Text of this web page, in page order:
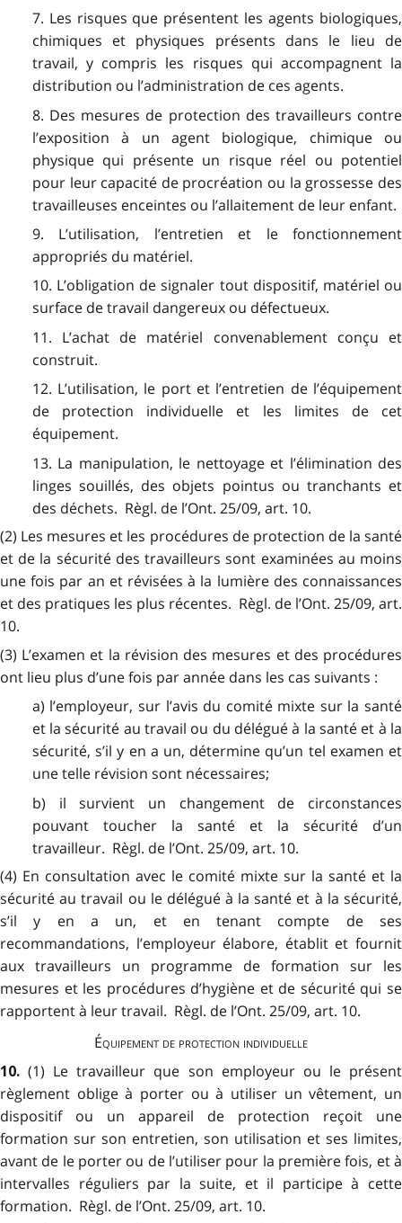
7. Les risques que présentent les agents biologiques,
chimiques et physiques présents dans le lieu de
travail, y compris les risques qui accompagnent la
distribution ou l’administration de ces agents.
8. Des mesures de protection des travailleurs contre
l’exposition à un agent biologique, chimique ou
physique qui présente un risque réel ou potentiel
pour leur capacité de procréation ou la grossesse des
travailleuses enceintes ou l’allaitement de leur enfant.
9. L’utilisation, l’entretien et le fonctionnement
appropriés du matériel.
10. L’obligation de signaler tout dispositif, matériel ou
surface de travail dangereux ou défectueux.
11. L’achat de matériel convenablement conçu et
construit.
12. L’utilisation, le port et l’entretien de l’équipement
de protection individuelle et les limites de cet
équipement.
13. La manipulation, le nettoyage et l’élimination des
linges souillés, des objets pointus ou tranchants et
des déchets. Règl. de l’Ont. 25/09, art. 10.
(2) Les mesures et les procédures de protection de la santé
et de la sécurité des travailleurs sont examinées au moins
une fois par an et révisées à la lumière des connaissances
et des pratiques les plus récentes. Règl. de l’Ont. 25/09, art.
10.
(3) L’examen et la révision des mesures et des procédures
ont lieu plus d’une fois par année dans les cas suivants :
a) l’employeur, sur l’avis du comité mixte sur la santé
et la sécurité au travail ou du délégué à la santé et à la
sécurité, s’il y en a un, détermine qu’un tel examen et
une telle révision sont nécessaires;
b) il survient un changement de circonstances
pouvant toucher la santé et la sécurité d’un
travailleur. Règl. de l’Ont. 25/09, art. 10.
(4) En consultation avec le comité mixte sur la santé et la
sécurité au travail ou le délégué à la santé et à la sécurité,
s’il y en a un, et en tenant compte de ses
recommandations, l’employeur élabore, établit et fournit
aux travailleurs un programme de formation sur les
mesures et les procédures d’hygiène et de sécurité qui se
rapportent à leur travail. Règl. de l’Ont. 25/09, art. 10.
Équipement de protection individuelle
10.(1) Le travailleur que son employeur ou le présent
règlement oblige à porter ou à utiliser un vêtement, un
dispositif ou un appareil de protection reçoit une
formation sur son entretien, son utilisation et ses limites,
avant de le porter ou de l’utiliser pour la première fois, et à
intervalles réguliers par la suite, et il participe à cette
formation. Règl. de l’Ont. 25/09, art. 10.